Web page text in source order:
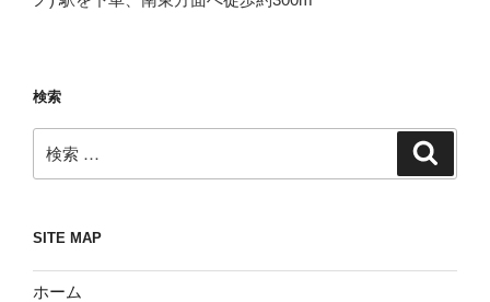
検索
索:
SITE MAP
ホーム